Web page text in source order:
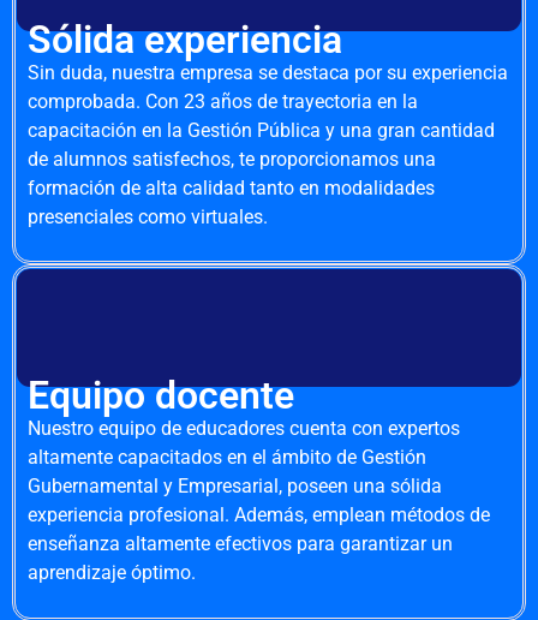
Sólida experiencia
Sin duda, nuestra empresa se destaca por su experiencia
comprobada. Con 23 años de trayectoria en la
capacitación en la Gestión Pública y una gran cantidad
de alumnos satisfechos, te proporcionamos una
formación de alta calidad tanto en modalidades
presenciales como virtuales.
Equipo docente
Nuestro equipo de educadores cuenta con expertos
altamente capacitados en el ámbito de Gestión
Gubernamental y Empresarial, poseen una sólida
experiencia profesional. Además, emplean métodos de
enseñanza altamente efectivos para garantizar un
aprendizaje óptimo.